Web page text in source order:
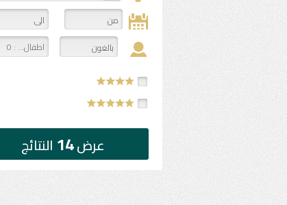
اطفال... : 0
عرض14 النتائج